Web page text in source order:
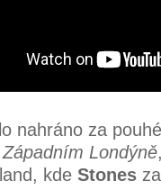
nahráno za
Západním Londýně
kde Stones